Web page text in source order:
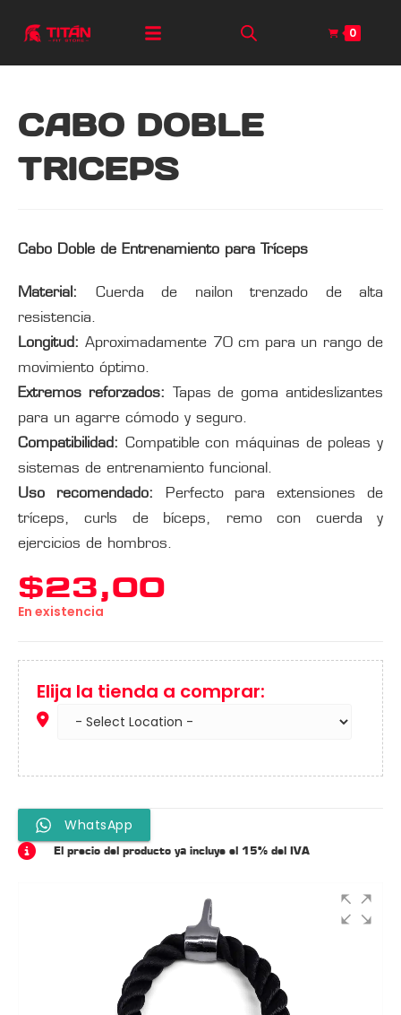
0
CABO DOBLE
TRICEPS
Cabo Doble de Entrenamiento para Tríceps
Material:
Cuerda de nailon trenzado de alta
resistencia.
Longitud: Aproximadamente 70 cm para un rango de
movimiento óptimo.
Extremos reforzados: Tapas de goma antideslizantes
para un agarre cómodo y seguro.
Compatibilidad: Compatible con máquinas de poleas y
sistemas de entrenamiento funcional.
Uso recomendado: Perfecto para extensiones de
tríceps, curls de bíceps, remo con cuerda y
ejercicios de hombros.
$23,00
En existencia
Elija la tienda a comprar:
WhatsApp
El precio del producto ya incluye el 15% del IVA